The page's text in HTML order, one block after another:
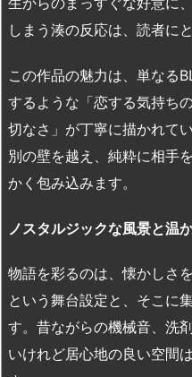
しまう湊の反応は、読者に
この作品の魅力は、単なる
するような「恋する気持ち
切なさ」が丁寧に描かれて
別の壁を越え、純粋に相手
かく包み込みます。
ノスタルジックな風景と温
物語を彩るのは、懐かしさ
という舞台設定と、そこに
す。昔ながらの機械音、洗
いけれど居心地の良い空間